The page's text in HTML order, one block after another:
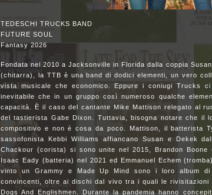
TEDESCHI TRUCKS BAND
FUTURE SOUL
Fantasy 2026
Fondata nel 2010 a Jacksonville in Florida dalla coppia
(chitarra), la TTB è una band di dodici elementi, un vero
vista musicale che economico. Eppure i coniugi Trucks
inevitabile che in un gruppo così numeroso qualche
capacità. È il caso del cantante Mike Mattison relegato al
del tastierista Gabe Dixon. Tuttavia, bisogna notare che il
compositivo e non è cosa da poco. Mattison, il batterista
sassofonista Kebbi Williams affiancano Susan e Dekek
Chackour (corista) si sono unite nel 2015, Brandon
Isaac Eady (batteria) nel 2021 ed Emmanuel Echem
vinto un Grammy e Made Up Mind sono i loro album
convincenti, oltre ai dischi dal vivo tra i quali le rivisitazioni
Dogs And Englishmen. Durante la pandemia hanno